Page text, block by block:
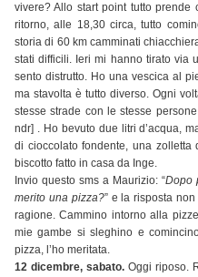
vivere? Allo start point tutto
ritorno, alle 18,30 circa, tutto
storia di 60 km camminati
stati difficili. Ieri mi hanno tirato via
sento distrutto. Ho una vescica al
ma stavolta è tutto diverso. Ogni
stesse strade con le stesse
ndr] . Ho bevuto due litri d’acqua,
di cioccolato fondente, una zolletta
biscotto fatto in casa da Inge.
Invio questo sms a Maurizio: “Dopo
merito una pizza?” e la risposta non
ragione. Cammino intorno alla
mie gambe si sleghino e
pizza, l’ho meritata.
12 dicembre, sabato. Oggi riposo.